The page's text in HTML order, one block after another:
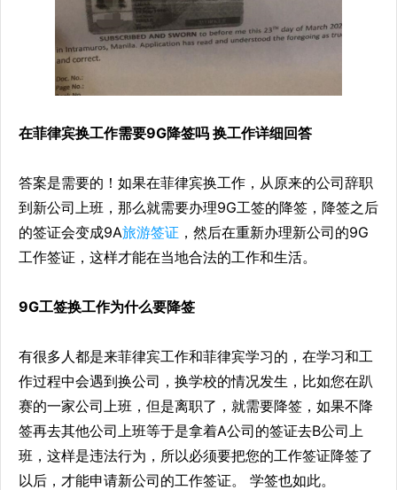
在菲律宾换工作需要9G降签吗 换工作详细回答
答案是需要的！如果在菲律宾换工作，从原来的公司辞职
到新公司上班，那么就需要办理9G工签的降签，降签之后
的签证会变成9A旅游签证 ，然后在重新办理新公司的9G
工作签证，这样才能在当地合法的工作和生活。
9G工签换工作为什么要降签
有很多人都是来菲律宾工作和菲律宾学习的，在学习和工
作过程中会遇到换公司，换学校的情况发生，比如您在趴
赛的一家公司上班，但是离职了，就需要降签，如果不降
签再去其他公司上班等于是拿着A公司的签证去B公司上
班，这样是违法行为，所以必须要把您的工作签证降签了
以后，才能申请新公司的工作签证。 学签也如此。